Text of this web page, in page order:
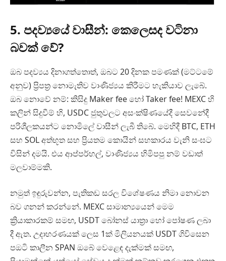
5. පදව්‍යයේ වාසීන්: කෙලෙසද වටිනා
බවක් වේ?
ඔබ පදව්‍යය දිනාගත්තොත්, ඔබට 20 දිනක පමණක් (මට්ටමේ
අනුව) ප්‍රිපත්‍ර නොමැතිව වාණිජ්‍යය කිරීමට හැකියාව ලැබේ.
ඔබ නොවේ නම්: කිසිදු Maker fee හෝ Taker fee! MEXC හි
කලින් සිදුවීම් හි, USDC ජුතුවලට අසංක‍්ෂිණයේදී සෙවනේදී
පරිශීලකයන්ට නොමිලේ වාසීන් ලැබී තිබේ. මෙහිදී BTC, ETH
සහ SOL අත්භූත සහ ප්‍රියතම කොයින් සහකාරය වැනි සංඝට
විසින් දමයි. එය ආප්පර්හල්, වාණිජ්‍යය හිමිපපු නම් වඩාත්
මලවාම්මකි.
නමුත් ඉඳුරුවන්න, පැතිකඩ සරල විශේෂණය නිමා නොවන
බව ගනන් කරන්නේ. MEXC සාමාන්‍යයෙන් මෙම
ක්‍රියාකාරකම් සමඟ, USDT බෝනස් යාත්‍රා හෝ පෝෂණ ලබා
දී ඇත. උදාහරණයක් ලෙස 1ක් මිලියනයක් USDT ගිවිසෙන
පඔටි කාලීන SPAN ඔබේ වෙළෙඳ දැක්මක් සමඟ,